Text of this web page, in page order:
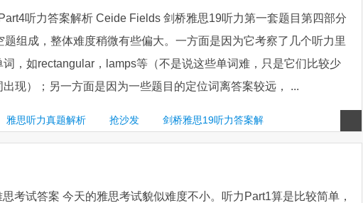
听力答案解析 Ceide Fields 剑桥雅思19听力第一套题目第四部分
题组成，整体难度稍微有些偏大。一方面是因为它考察了几个听力里
，如rectangular，lamps等（不是说这些单词难，只是它们比较少
现）；另一方面是因为一些题目的定位词离答案较远， ...
雅思听力真题解析 抢沙发
剑桥雅思19听力答案解
more
考试答案 今天的雅思考试貌似难度不小。听力Part1算是比较简单，